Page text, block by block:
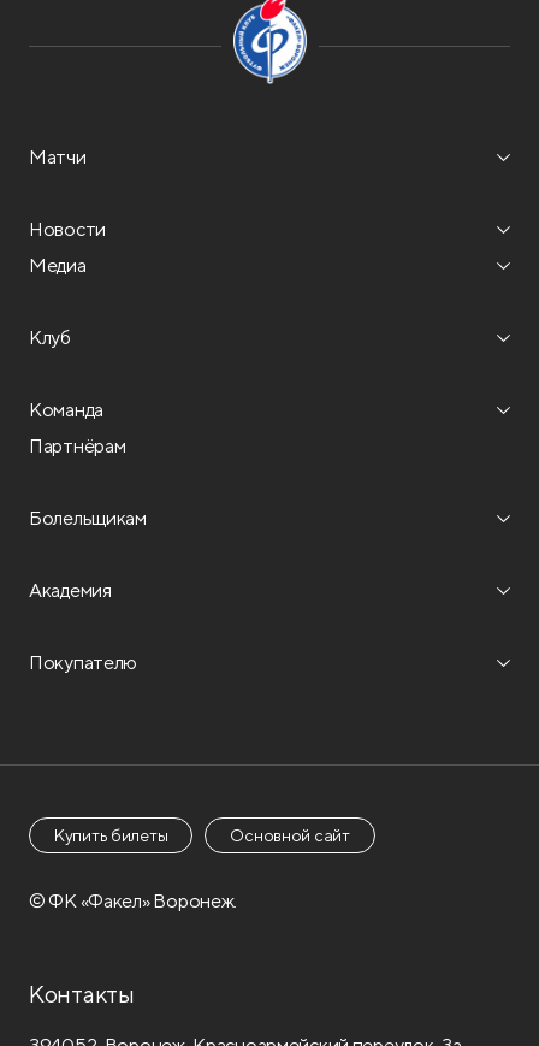
Матчи
Новости
Медиа
Клуб
Команда
Партнёрам
Болельщикам
Академия
Покупателю
Купить билеты Основной сайт
© ФК «Факел» Воронеж.
Контакты